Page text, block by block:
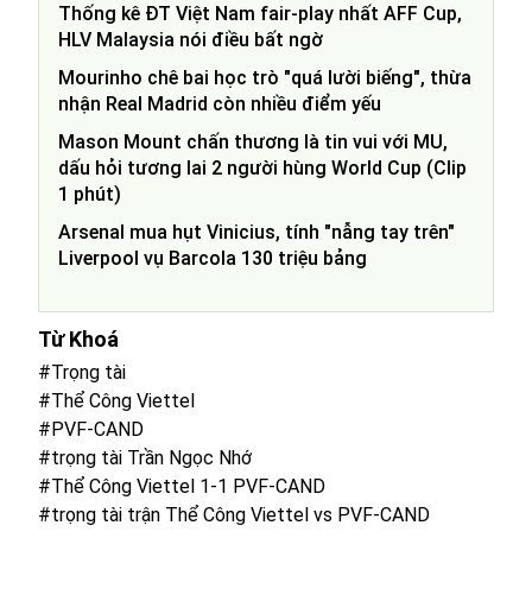
Thống kê ĐT Việt Nam fair-play nhất AFF Cup,
HLV Malaysia nói điều bất ngờ
Mourinho chê bai học trò "quá lười biếng", thừa
nhận Real Madrid còn nhiều điểm yếu
Mason Mount chấn thương là tin vui với MU,
dấu hỏi tương lai 2 người hùng World Cup (Clip
1 phút)
Arsenal mua hụt Vinicius, tính "nẫng tay trên"
Liverpool vụ Barcola 130 triệu bảng
Từ Khoá
#Trọng tài
#Thể Công Viettel
#PVF-CAND
#trọng tài Trần Ngọc Nhớ
#Thể Công Viettel 1-1 PVF-CAND
#trọng tài trận Thể Công Viettel vs PVF-CAND